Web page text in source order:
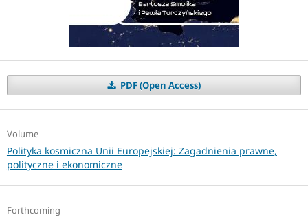
PDF (Open Access)
Volume
Polityka kosmiczna Unii Europejskiej: Zagadnienia prawne,
polityczne i ekonomiczne
Forthcoming